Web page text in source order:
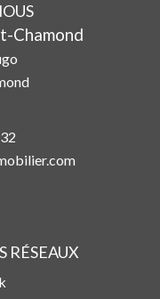
Chamond
RÉSEAUX